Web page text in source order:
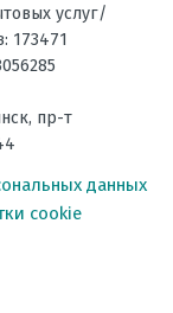
услуг/
173471
, пр-т
данных
cookie